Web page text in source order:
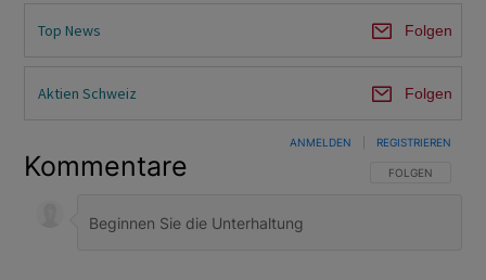
Top News Folgen
Aktien Schweiz Folgen
Kommentare FOLGE DIESER
FOLGEN
ANMELDEN REGISTRIEREN